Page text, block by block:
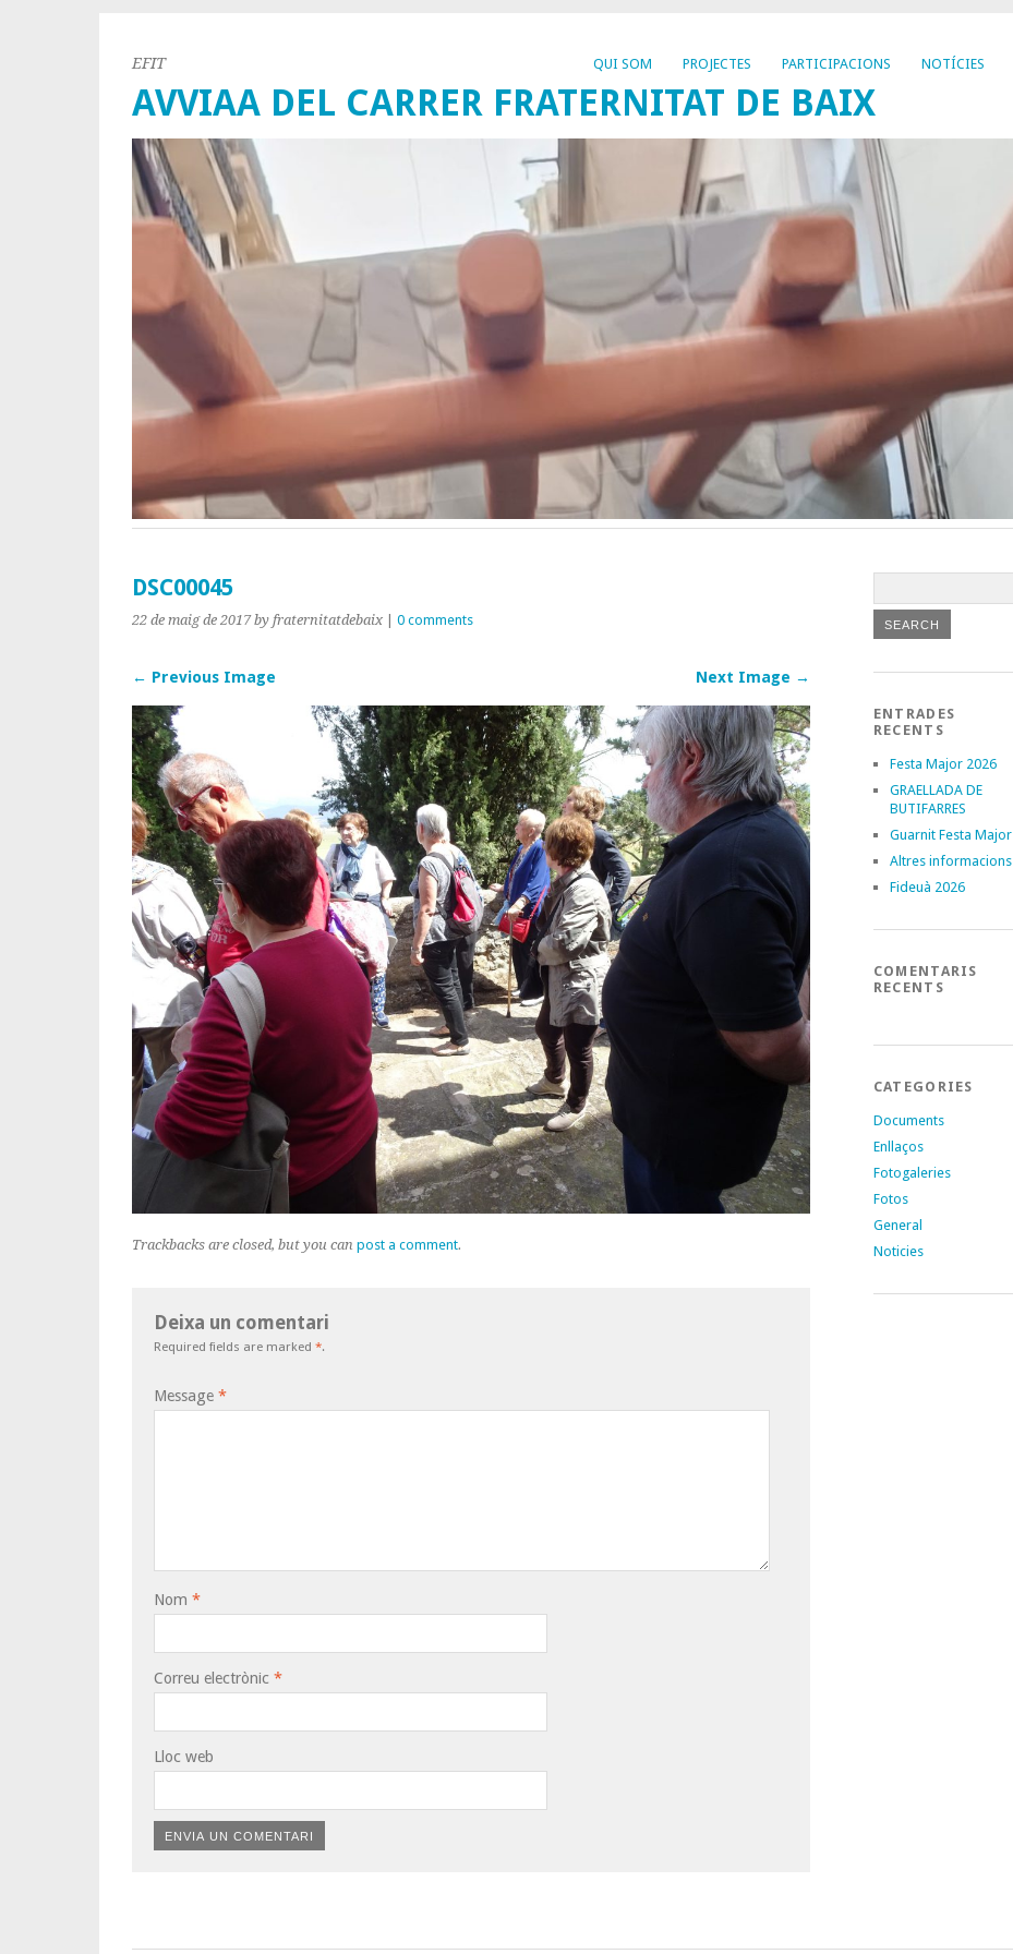
QUI SOM PROJECTES PARTICIPACIONS NOTÍCIES
AVVIAA DEL CARRER FRATERNITAT DE BAIX
EFIT
DSC00045
22 de maig de 2017 by fraternitatdebaix 0 comments
← Previous Image Next Image →
Trackbacks are closed, but you can post a comment.
Deixa un comentari
Required fields are marked *.
Message *
Nom *
Correu electrònic *
Lloc web
ENTRADES
RECENTS
Festa Major 2026
GRAELLADA DE
BUTIFARRES
Guarnit Festa Major
Altres informacions
Fideuà 2026
COMENTARIS
RECENTS
CATEGORIES
Documents
Enllaços
Fotogaleries
Fotos
General
Noticies